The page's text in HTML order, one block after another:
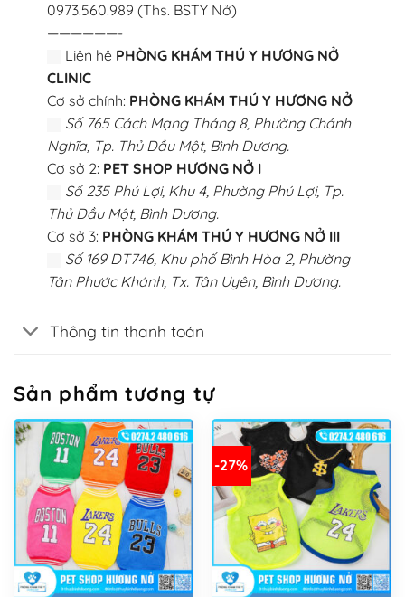
0973.560.989 (Ths. BSTY Nở)
——————-
Liên hệ PHÒNG KHÁM THÚ Y HƯƠNG NỞ
CLINIC
Cơ sở chính: PHÒNG KHÁM THÚ Y HƯƠNG NỞ
Số 765 Cách Mạng Tháng 8, Phường Chánh
Nghĩa, Tp. Thủ Dầu Một, Bình Dương.
Cơ sở 2: PET SHOP HƯƠNG NỞ I
Số 235 Phú Lợi, Khu 4, Phường Phú Lợi, Tp.
Thủ Dầu Một, Bình Dương.
Cơ sở 3: PHÒNG KHÁM THÚ Y HƯƠNG NỞ III
Số 169 DT746, Khu phố Bình Hòa 2, Phường
Tân Phước Khánh, Tx. Tân Uyên, Bình Dương.
Thông tin thanh toán
Sản phẩm tương tự
-27%